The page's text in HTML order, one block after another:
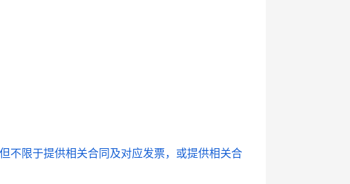
不限于提供相关合同及对应发票，或提供相关合